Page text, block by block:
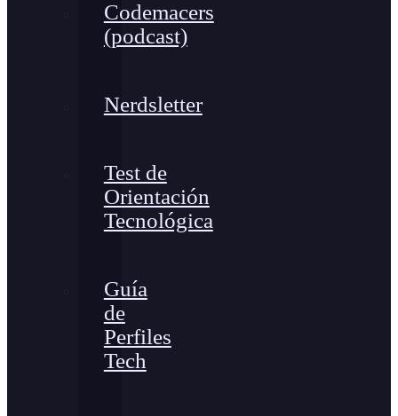
Codemacers
(podcast)
Nerdsletter
Test de
Orientación
Tecnológica
Guía
de
Perfiles
Tech